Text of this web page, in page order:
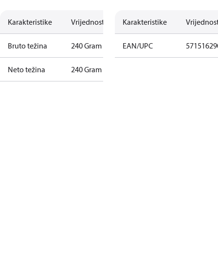
Karakteristike Vrijednost
Bruto težina 240 Gram
Neto težina 240 Gram
Karakteristike
EAN/UPC